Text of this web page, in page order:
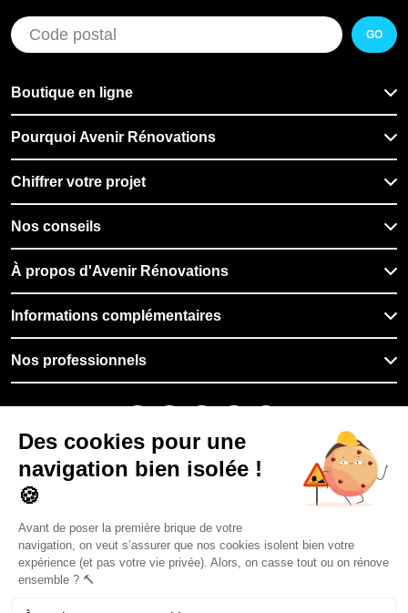
GO
Boutique en ligne
Pourquoi Avenir Rénovations
Chiffrer votre projet
Nos conseils
À propos d'Avenir Rénovations
Informations complémentaires
Nos professionnels